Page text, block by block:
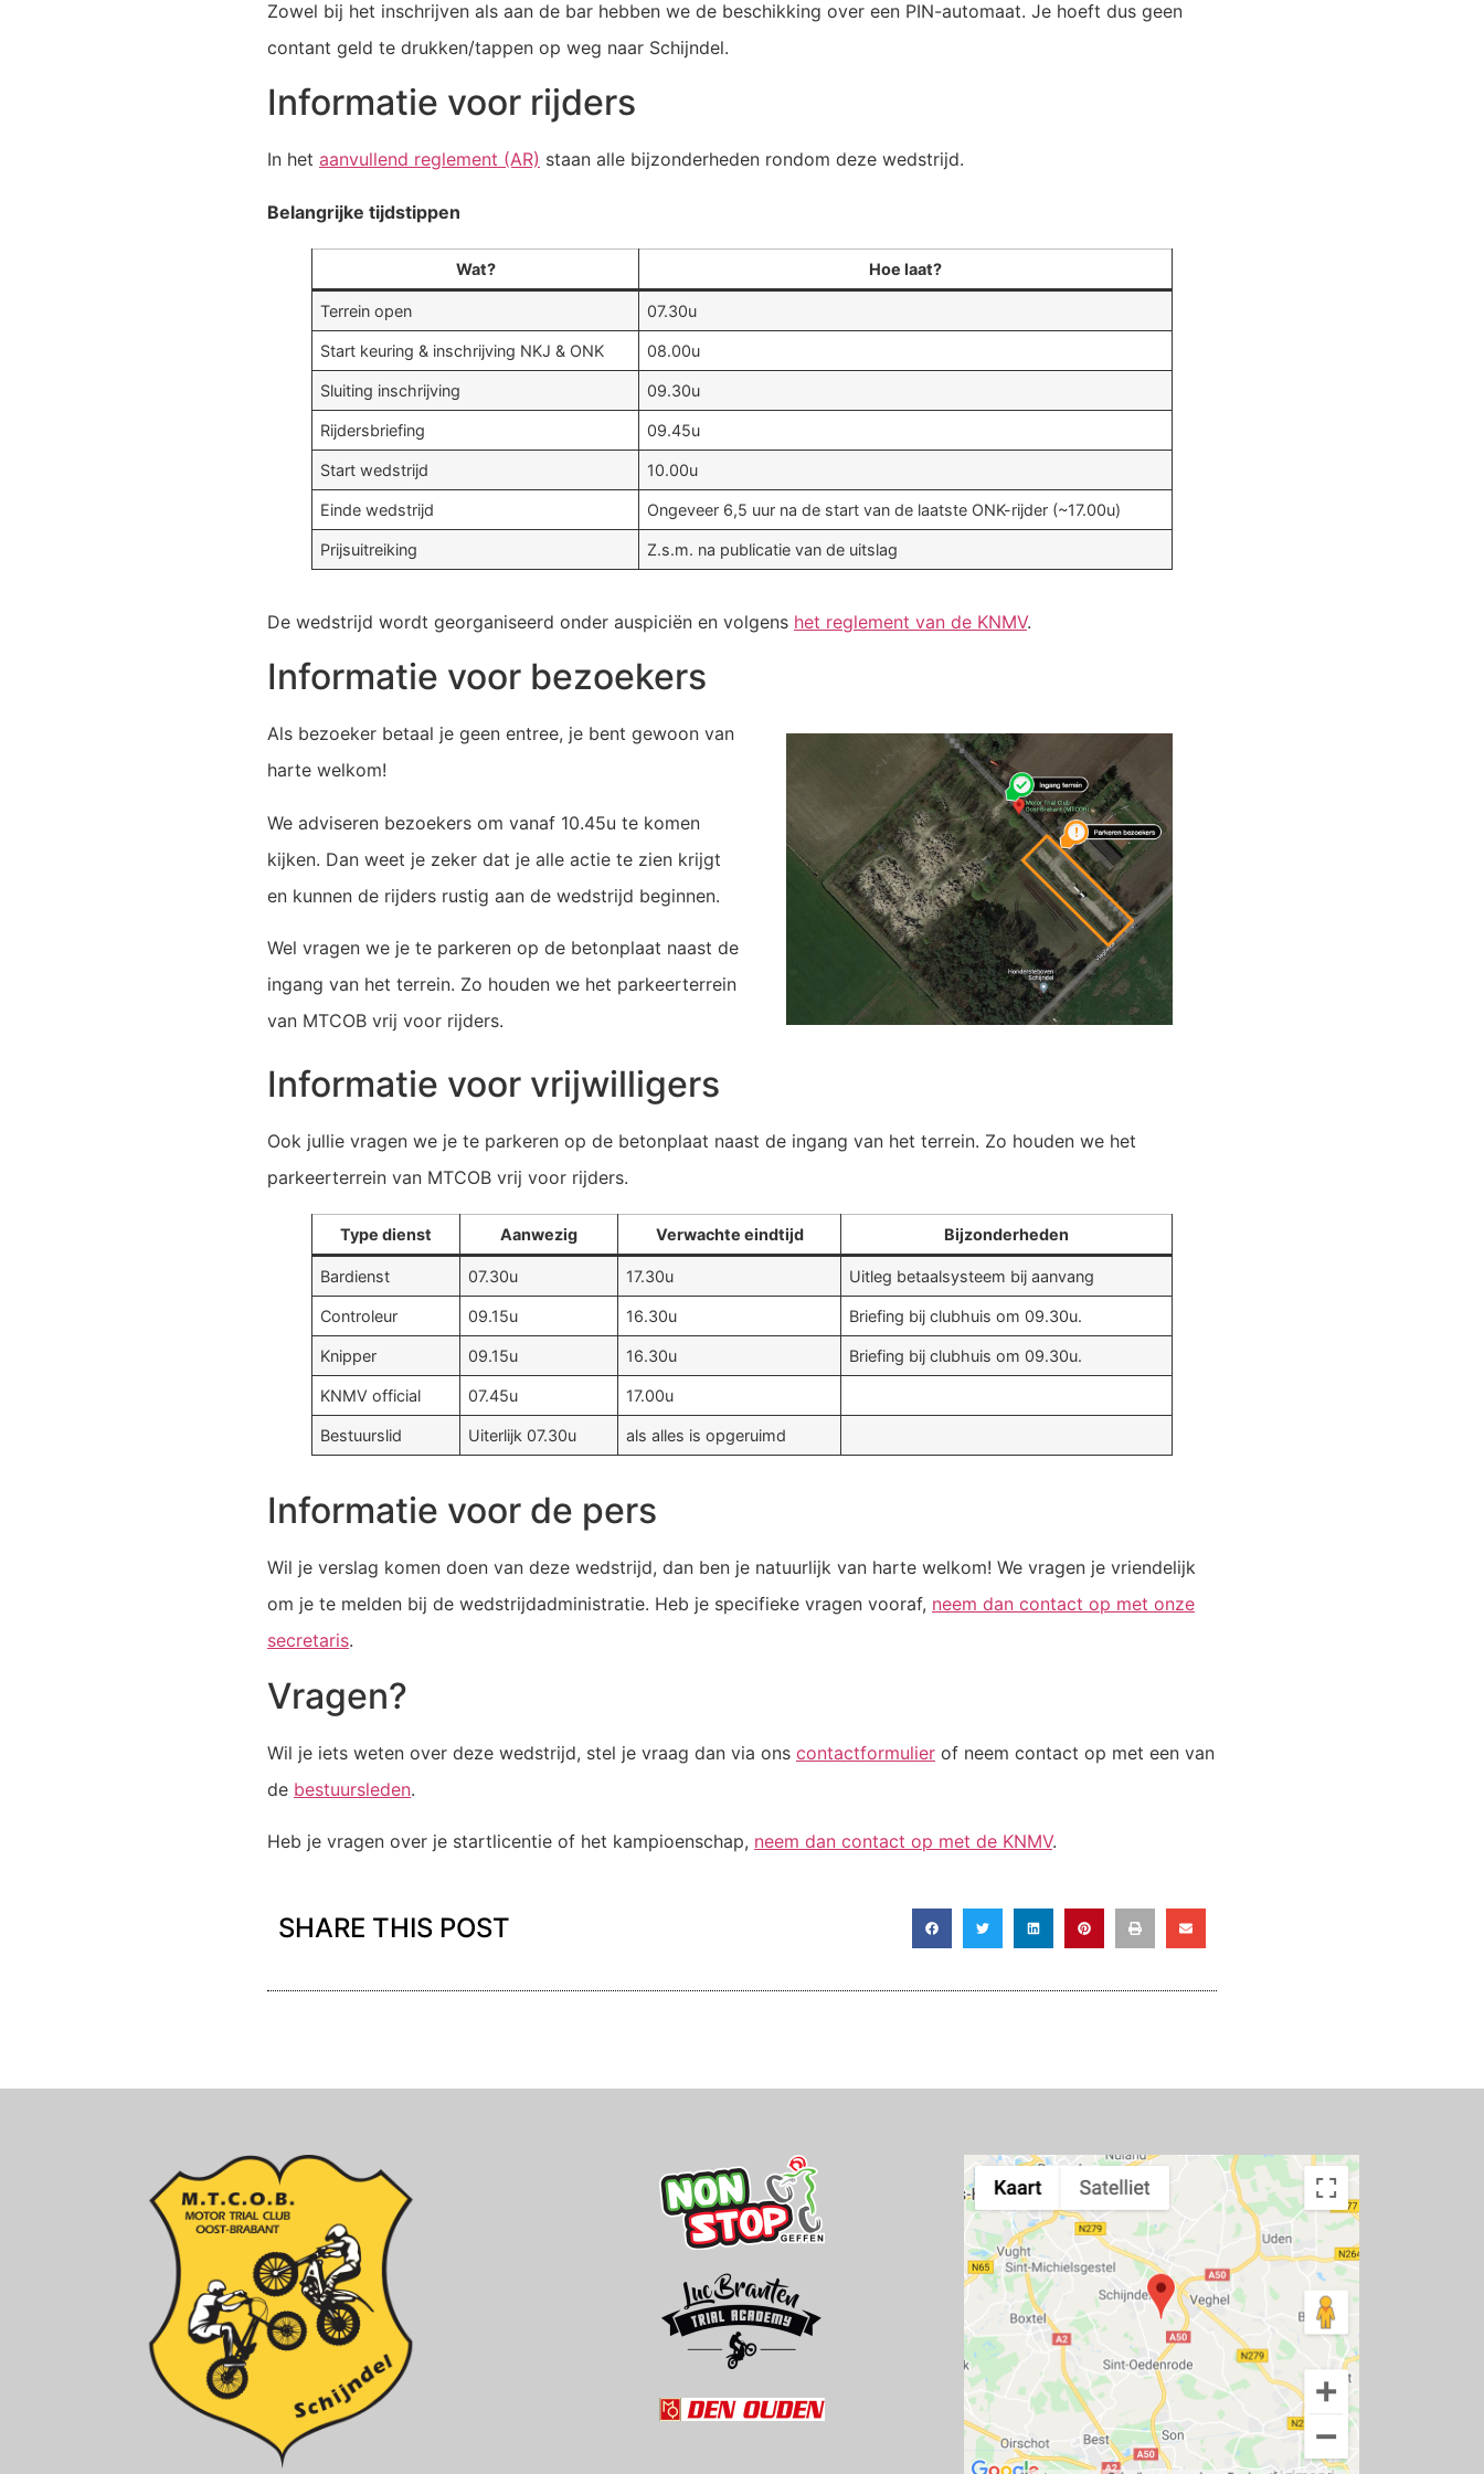
Zowel bij het inschrijven als aan de bar hebben we de beschikking over een PIN-automaat. Je hoeft dus geen
contant geld te drukken/tappen op weg naar Schijndel.
Informatie voor rijders
In het aanvullend reglement (AR) staan alle bijzonderheden rondom deze wedstrijd.
Belangrijke tijdstippen
Wat? Hoe laat?
Terrein open 07.30u
Start keuring & inschrijving NKJ & ONK 08.00u
Sluiting inschrijving 09.30u
Rijdersbriefing 09.45u
Start wedstrijd 10.00u
Einde wedstrijd Ongeveer 6,5 uur na de start van de laatste ONK-rijder (~17.00u)
Prijsuitreiking Z.s.m. na publicatie van de uitslag
De wedstrijd wordt georganiseerd onder auspiciën en volgens het reglement van de KNMV.
Informatie voor bezoekers
Als bezoeker betaal je geen entree, je bent gewoon van
harte welkom!
We adviseren bezoekers om vanaf 10.45u te komen
kijken. Dan weet je zeker dat je alle actie te zien krijgt
en kunnen de rijders rustig aan de wedstrijd beginnen.
Wel vragen we je te parkeren op de betonplaat naast de
ingang van het terrein. Zo houden we het parkeerterrein
van MTCOB vrij voor rijders.
Informatie voor vrijwilligers
Ook jullie vragen we je te parkeren op de betonplaat naast de ingang van het terrein. Zo houden we het
parkeerterrein van MTCOB vrij voor rijders.
Type dienst Aanwezig Verwachte eindtijd Bijzonderheden
Bardienst 07.30u 17.30u Uitleg betaalsysteem bij aanvang
Controleur 09.15u 16.30u Briefing bij clubhuis om 09.30u.
Knipper 09.15u 16.30u Briefing bij clubhuis om 09.30u.
KNMV official 07.45u 17.00u
Bestuurslid Uiterlijk 07.30u als alles is opgeruimd
Informatie voor de pers
Wil je verslag komen doen van deze wedstrijd, dan ben je natuurlijk van harte welkom! We vragen je vriendelijk
om je te melden bij de wedstrijdadministratie. Heb je specifieke vragen vooraf, neem dan contact op met onze
secretaris.
Vragen?
Wil je iets weten over deze wedstrijd, stel je vraag dan via ons contactformulier of neem contact op met een van
de bestuursleden.
Heb je vragen over je startlicentie of het kampioenschap, neem dan contact op met de KNMV.
SHARE THIS POST